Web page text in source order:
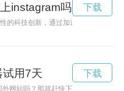
instagram吗
的科技创新，通过加速器技术探索未
下载
试用7天
网站吗？那就赶快下载雷轰加速官
下载